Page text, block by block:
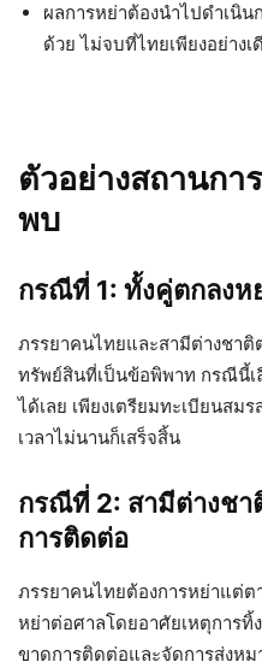
ผลการหย่าต้องนำไปดำเนิ
ด้วย ไม่จบที่ไทยเพียงอย่างเ
ตัวอย่างสถานก
พบ
กรณีที่ 1: ทั้งคู่ตกลงห
ภรรยาคนไทยและสามีต่างชา
ทรัพย์สินที่เป็นข้อพิพาท กรณีนี้เ
ได้เลย เพียงเตรียมทะเบียนสม
เวลาไม่นานก็เสร็จสิ้น
กรณีที่ 2: สามีต่างชา
การติดต่อ
ภรรยาคนไทยต้องการหย่าแต่
หย่าต่อศาลโดยอาศัยเหตุการทิ้
ขาดการติดต่อและจัดการส่งห